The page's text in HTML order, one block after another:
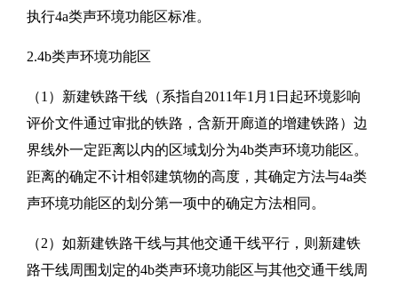
执行4a类声环境功能区标准。
2.4b类声环境功能区
（1）新建铁路干线（系指自2011年1月1日起环境影响
评价文件通过审批的铁路，含新开廊道的增建铁路）边
界线外一定距离以内的区域划分为4b类声环境功能区。
距离的确定不计相邻建筑物的高度，其确定方法与4a类
声环境功能区的划分第一项中的确定方法相同。
（2）如新建铁路干线与其他交通干线平行，则新建铁
路干线周围划定的4b类声环境功能区与其他交通干线周